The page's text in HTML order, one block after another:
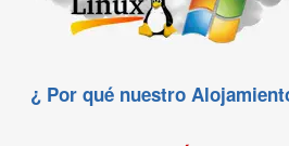
¿ Por qué nuestro